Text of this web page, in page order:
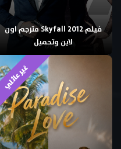
فيلم Skyfall 2012 مترجم اون
لاين وتحميل
غير عائلي